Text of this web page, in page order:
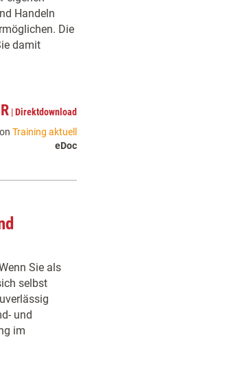
Handeln
Die
damit
|Direktdownload
Training aktuell
eDoc
Sie als
selbst
und
im